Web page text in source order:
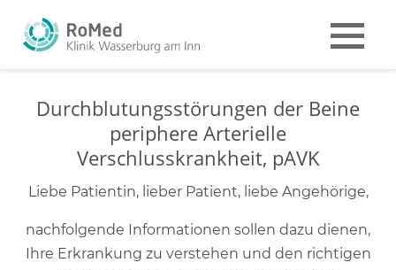
Durchblutungsstörungen der Beine
periphere Arterielle
Verschlusskrankheit, pAVK
Liebe Patientin, lieber Patient, liebe Angehörige,
nachfolgende Informationen sollen dazu dienen,
Ihre Erkrankung zu verstehen und den richtigen